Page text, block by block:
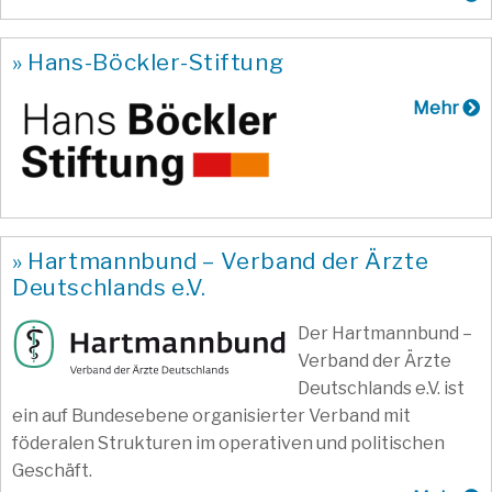
» Hans-Böckler-Stiftung
Mehr
» Hartmannbund – Verband der Ärzte
Deutschlands e.V.
Der Hartmannbund –
Verband der Ärzte
Deutschlands e.V. ist
ein auf Bundesebene organisierter Verband mit
föderalen Strukturen im operativen und politischen
Geschäft.